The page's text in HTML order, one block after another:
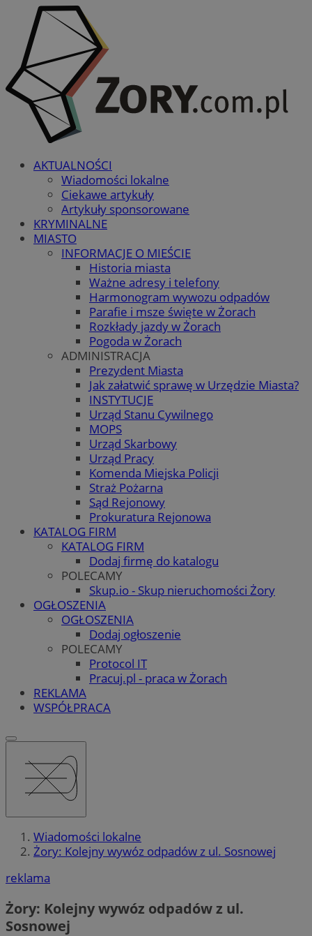
AKTUALNOŚCI
Wiadomości lokalne
Ciekawe artykuły
Artykuły sponsorowane
KRYMINALNE
MIASTO
INFORMACJE O MIEŚCIE
Historia miasta
Ważne adresy i telefony
Harmonogram wywozu odpadów
Parafie i msze święte w Żorach
Rozkłady jazdy w Żorach
Pogoda w Żorach
ADMINISTRACJA
Prezydent Miasta
Jak załatwić sprawę w Urzędzie Miasta?
INSTYTUCJE
Urząd Stanu Cywilnego
MOPS
Urząd Skarbowy
Urząd Pracy
Komenda Miejska Policji
Straż Pożarna
Sąd Rejonowy
Prokuratura Rejonowa
KATALOG FIRM
KATALOG FIRM
Dodaj firmę do katalogu
POLECAMY
Skup.io - Skup nieruchomości Żory
OGŁOSZENIA
OGŁOSZENIA
Dodaj ogłoszenie
POLECAMY
Protocol IT
Pracuj.pl - praca w Żorach
REKLAMA
WSPÓŁPRACA
Wiadomości lokalne
Żory: Kolejny wywóz odpadów z ul. Sosnowej
reklama
Żory: Kolejny wywóz odpadów z ul.
Sosnowej